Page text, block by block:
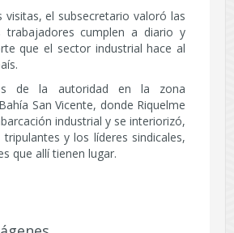
visitas, el subsecretario valoró las
trabajadores cumplen a diario y
que el sector industrial hace al
de la autoridad en la zona
San Vicente, donde Riquelme
industrial y se interiorizó,
y los líderes sindicales,
que allí tienen lugar.